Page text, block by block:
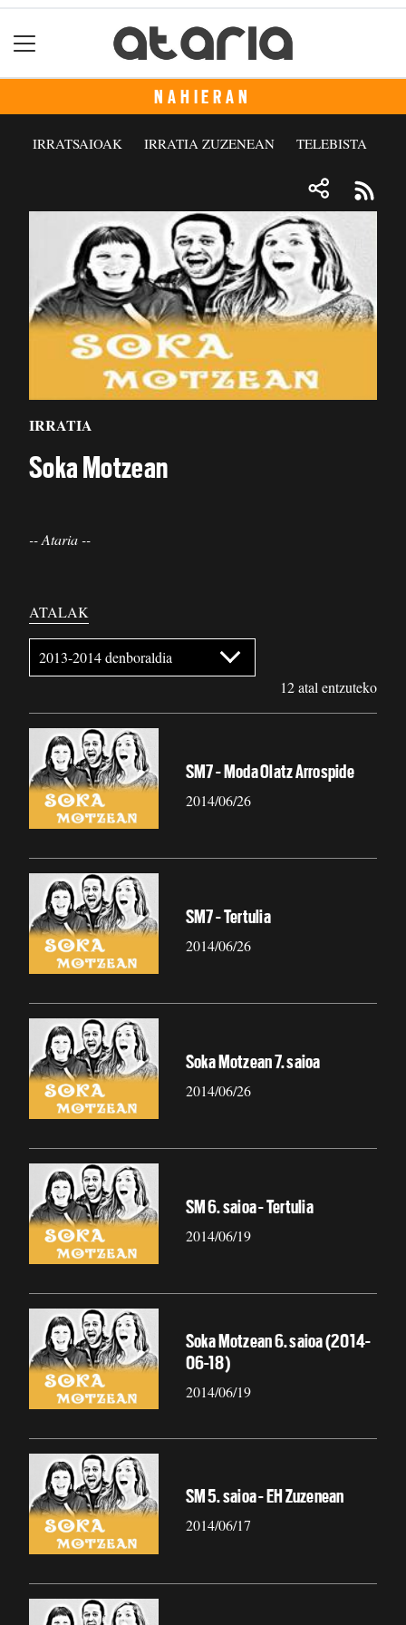
NAHIERAN
IRRATSAIOAK IRRATIA ZUZENEAN TELEBISTA
IRRATIA
Soka Motzean
-- Ataria --
ATALAK
12 atal entzuteko
SM7 - Moda Olatz Arrospide
2014/06/26
SM7 - Tertulia
2014/06/26
Soka Motzean 7. saioa
2014/06/26
SM 6. saioa - Tertulia
2014/06/19
Soka Motzean 6. saioa (2014-
06-18)
2014/06/19
SM 5. saioa - EH Zuzenean
2014/06/17